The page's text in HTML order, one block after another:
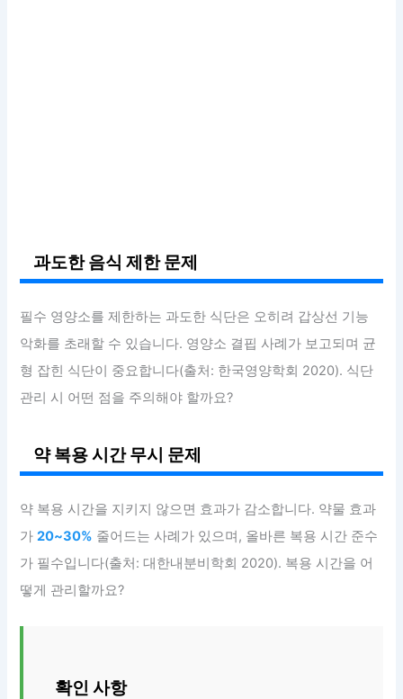
과도한 음식 제한 문제
필수 영양소를 제한하는 과도한 식단은 오히려 갑상선 기능
악화를 초래할 수 있습니다. 영양소 결핍 사례가 보고되며 균
형 잡힌 식단이 중요합니다(출처: 한국영양학회 2020). 식단
관리 시 어떤 점을 주의해야 할까요?
약 복용 시간 무시 문제
약 복용 시간을 지키지 않으면 효과가 감소합니다. 약물 효과
가20~30% 줄어드는 사례가 있으며, 올바른 복용 시간 준수
가 필수입니다(출처: 대한내분비학회 2020). 복용 시간을 어
떻게 관리할까요?
확인 사항